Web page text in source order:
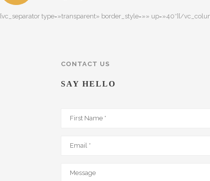
[vc_separator type=»transparent» border_style=»» up=»40″][/
CONTACT US
SAY HELLO